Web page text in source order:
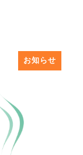
お知らせ